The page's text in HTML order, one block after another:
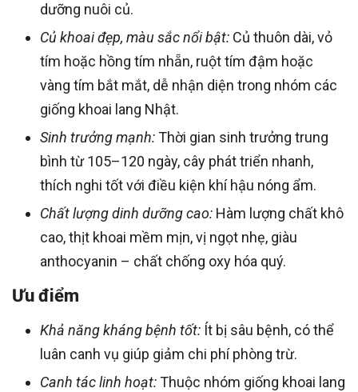
dưỡng nuôi củ.
Củ khoai đẹp, màu sắc nổi bật: Củ thuôn dài, vỏ
tím hoặc hồng tím nhẵn, ruột tím đậm hoặc
vàng tím bắt mắt, dễ nhận diện trong nhóm các
giống khoai lang Nhật.
Sinh trưởng mạnh:Thời gian sinh trưởng trung
bình từ 105–120 ngày, cây phát triển nhanh,
thích nghi tốt với điều kiện khí hậu nóng ẩm.
Chất lượng dinh dưỡng cao: Hàm lượng chất khô
cao, thịt khoai mềm mịn, vị ngọt nhẹ, giàu
anthocyanin – chất chống oxy hóa quý.
Ưu điểm
Khả năng kháng bệnh tốt: Ít bị sâu bệnh, có thể
luân canh vụ giúp giảm chi phí phòng trừ.
Canh tác linh hoạt:Thuộc nhóm giống khoai lang